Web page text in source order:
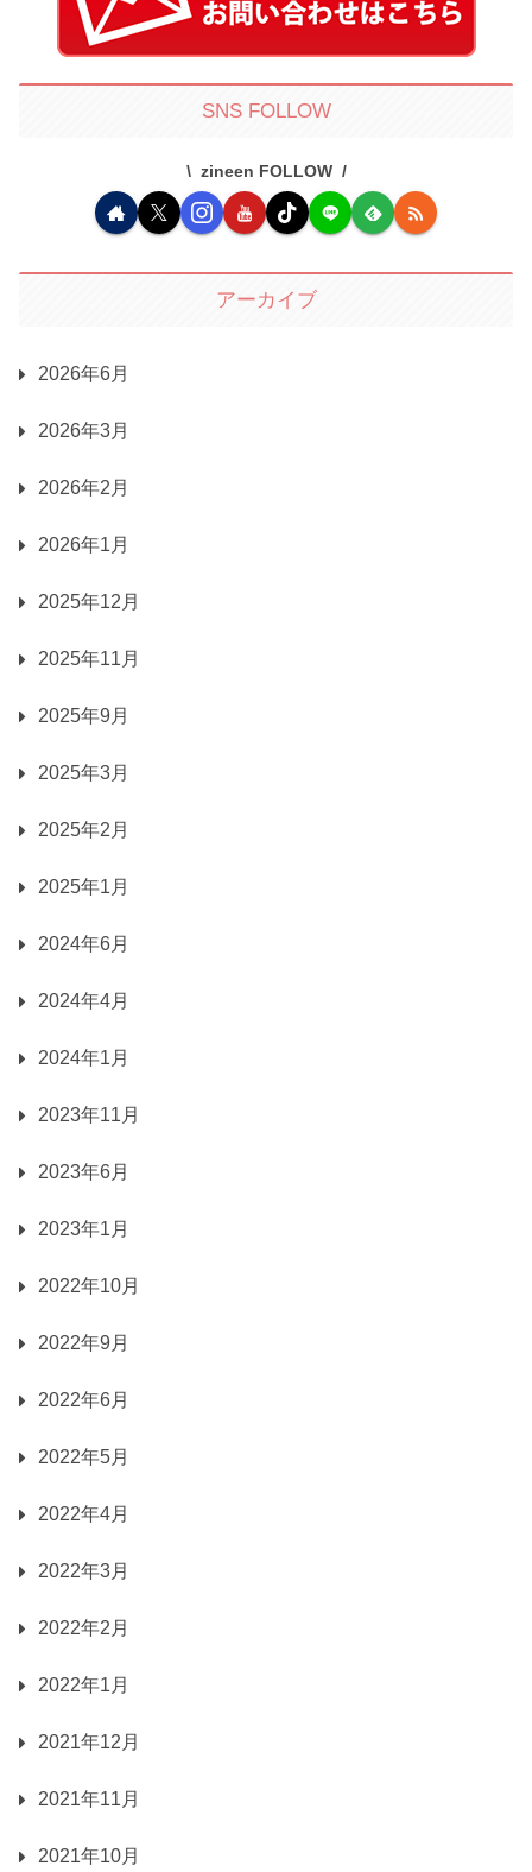
SNS FOLLOW
zineen FOLLOW
アーカイブ
2026年6月
2026年3月
2026年2月
2026年1月
2025年12月
2025年11月
2025年9月
2025年3月
2025年2月
2025年1月
2024年6月
2024年4月
2024年1月
2023年11月
2023年6月
2023年1月
2022年10月
2022年9月
2022年6月
2022年5月
2022年4月
2022年3月
2022年2月
2022年1月
2021年12月
2021年11月
2021年10月